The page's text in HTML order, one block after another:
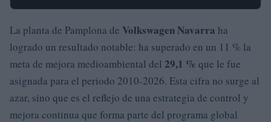
La planta de Pamplona de Volkswagen Navarra ha
logrado un resultado notable: ha superado en un 11 % la
meta de mejora medioambiental del 29,1 % que le fue
asignada para el periodo 2010-2026. Esta cifra no surge al
azar, sino que es el reflejo de una estrategia de control y
mejora continua que forma parte del programa global